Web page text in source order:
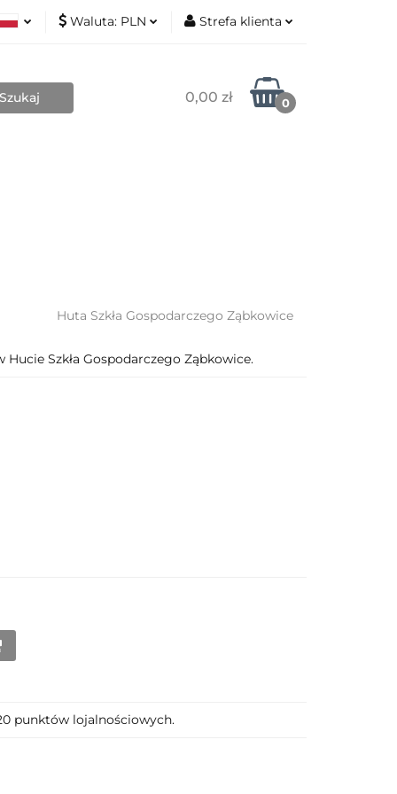
Waluta: PLN Strefa klienta
Zarejestruj się
0,00 zł 0
Nowości
Huta Szkła Gospodarczego Ząbkowice
Szkła Gospodarczego Ząbkowice.
punktów lojalnościowych.